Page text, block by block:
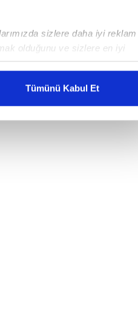
sizlere daha iyi reklam
olduğunu ve sizlere en iyi
maliyetlerimizi karşılamak
gösterilmeyecektir."
çerezler kullanılmaktadır. Bu
hizmetlerinin sunulması
ve sizlere yönelik
ilişkin detaylı bilgi için Ayarlar
Tümünü Kabul Et